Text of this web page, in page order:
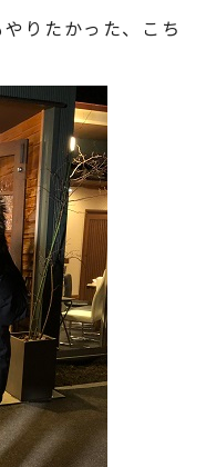
りたかった、こち